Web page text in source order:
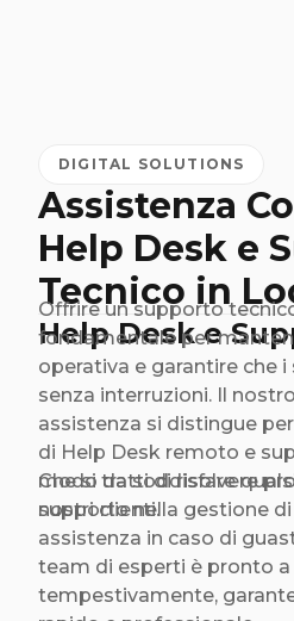
DIGITAL SOLUTIONS
Assistenza
Help Desk e
Tecnico in
Help Desk e
Offrire un supporto
fondamentale per
operativa e garantire che
senza interruzioni. Il
assistenza si distingue
di Help Desk remoto e
modo da soddisfare
nostri clienti.
Che si tratti di risolvere
supporto nella gestione
assistenza in caso di
team di esperti è pronto
tempestivamente,